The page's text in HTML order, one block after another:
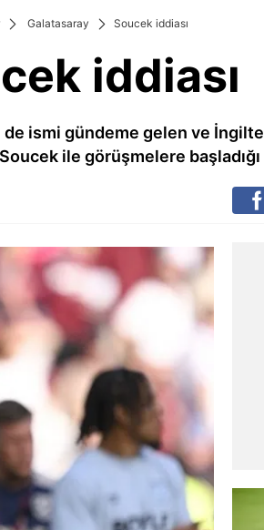
Galatasaray Soucek iddiası
iddiası
de ismi gündeme gelen ve
ile görüşmelere